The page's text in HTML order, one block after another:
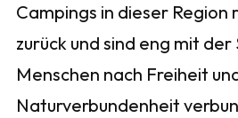
Campings in dieser Region
zurück und sind eng mit
Menschen nach Freiheit
Naturverbundenheit